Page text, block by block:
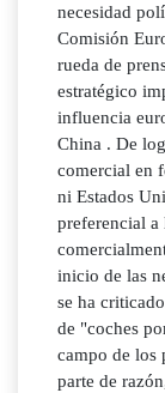
necesidad
Comisión
rueda de
estratégico
influencia
China . De
comercial en
ni Estados
preferencial a
inicio de las
se ha
de "coches
campo de los
parte de